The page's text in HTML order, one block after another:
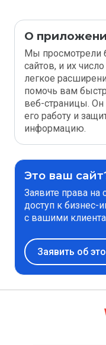
О
Мы просмотрели
сайтов, и их
легкое
помочь вам
веб-страницы. Он
его работу и
информацию.
Это ваш
Заявите права на
доступ к бизнес-
с вашими
Заявить об